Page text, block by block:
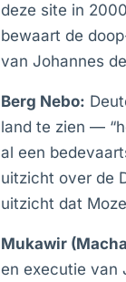
deze site in
bewaart de
van Johannes
Berg Nebo:
land te zien —
al een
uitzicht over de
uitzicht dat
Mukawir
en executie van